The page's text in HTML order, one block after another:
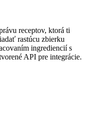
receptov, ktorá ti
rastúcu zbierku
ingrediencií s
API pre integrácie.